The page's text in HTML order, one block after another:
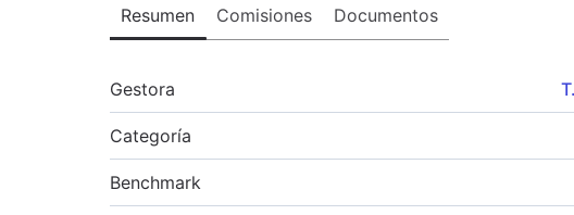
Resumen Comisiones Documentos
Gestora
Categoría
Benchmark